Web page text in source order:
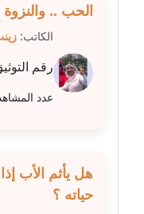
عاملة
مدونة صفا غنيم
عاملة
مدونة صفية الجيار
عاملة
الحب ..
الكاتب:
رقم
عدد
هل يأثم الأب
حياته ؟